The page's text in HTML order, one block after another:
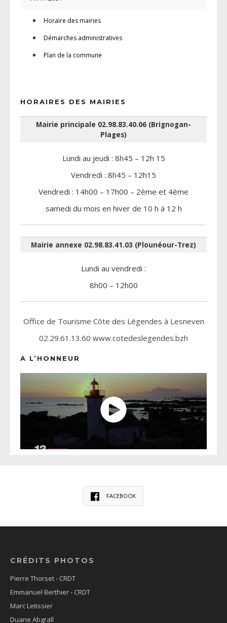
Horaire des mairies
Démarches administratives
Plan de la commune
HORAIRES DES MAIRIES
Mairie principale 02.98.83.40.06 (Brignogan-
Plages)
Lundi au jeudi : 8h45 – 12h 15
Vendredi : 8h45 – 12h15
Vendredi : 14h00 – 17h00 – 2ème et 4ème
samedi du mois en hiver de 10 h à 12 h
Mairie annexe 02.98.83.41.03 (Plounéour-Trez)
Lundi au vendredi :
8h00 – 12h00
Office de Tourisme Côte des Légendes à Lesneven
02.29.61.13.60 www.cotedeslegendes.bzh
A L’HONNEUR
FACEBOOK
CRÉDITS PHOTOS
Pierre Thorset - CRDT
Emmanuel Berthier - CRDT
Marc Letissier
Duane Abgrall